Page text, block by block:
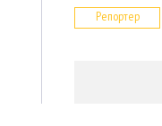
Репортер